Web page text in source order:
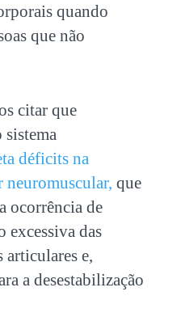
quando
que não
citar que
déficits na
neuromuscular, que
ocorrência de
excessiva das
articulares e,
a desestabilização